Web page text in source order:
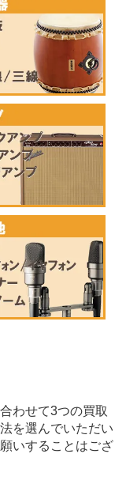
わせて3つの買取
を選んでいただい
いすることはござ